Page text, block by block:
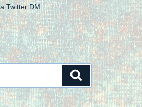
Twitter DM.
索